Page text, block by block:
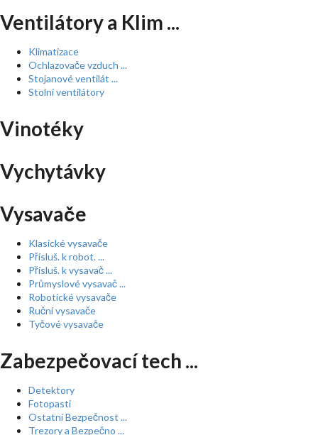
Ventilátory a Klim ...
Klimatizace
Ochlazovače vzduch ...
Stojanové ventilát ...
Stolní ventilátory
Vinotéky
Vychytávky
Vysavače
Klasické vysavače
Přísluš. k robot. ...
Přísluš. k vysavač ...
Průmyslové vysavač ...
Robotické vysavače
Ruční vysavače
Tyčové vysavače
Zabezpečovací tech ...
Detektory
Fotopasti
Ostatní Bezpečnost ...
Trezory a Bezpečno ...